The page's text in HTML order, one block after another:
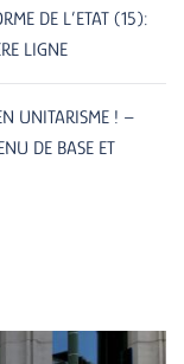
DE L’ETAT (15):
LIGNE
UNITARISME ! –
DE BASE ET